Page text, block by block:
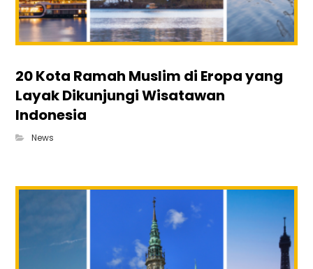
20 Kota Ramah Muslim di Eropa yang
Layak Dikunjungi Wisatawan
Indonesia
News